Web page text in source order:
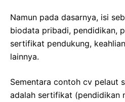
Namun pada dasarnya, isi
biodata pribadi, pendidikan,
sertifikat pendukung,
lainnya.
Sementara contoh cv pelaut
adalah sertifikat (pendidikan